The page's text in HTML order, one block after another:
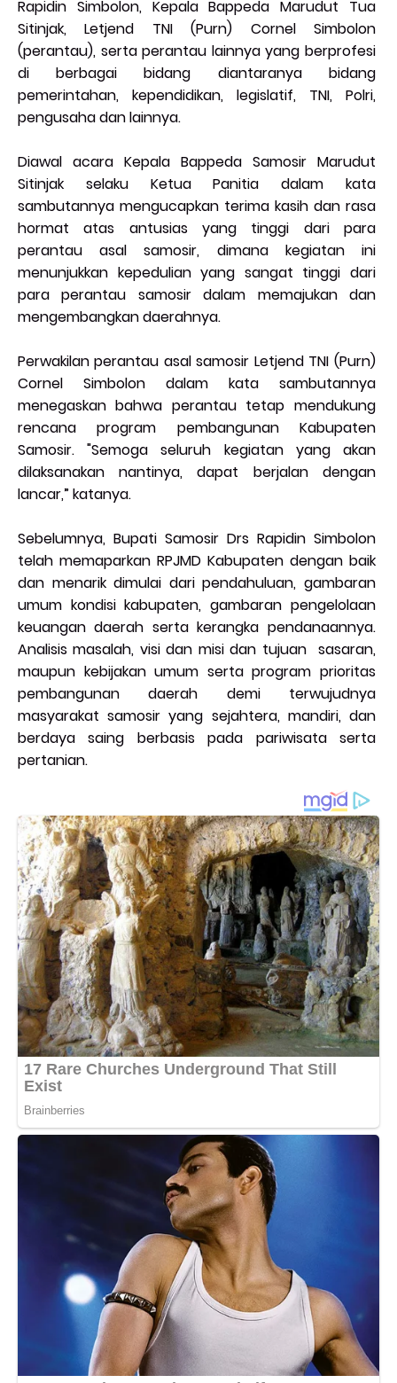
Rapidin Simbolon, Kepala Bappeda Marudut Tua
Sitinjak, Letjend TNI (Purn) Cornel Simbolon
(perantau), serta perantau lainnya yang berprofesi
di berbagai bidang diantaranya bidang
pemerintahan, kependidikan, legislatif, TNI, Polri,
pengusaha dan lainnya.
Diawal acara Kepala Bappeda Samosir Marudut
Sitinjak selaku Ketua Panitia dalam kata
sambutannya mengucapkan terima kasih dan rasa
hormat atas antusias yang tinggi dari para
perantau asal samosir, dimana kegiatan ini
menunjukkan kepedulian yang sangat tinggi dari
para perantau samosir dalam memajukan dan
mengembangkan daerahnya.
Perwakilan perantau asal samosir Letjend TNI (Purn)
Cornel Simbolon dalam kata sambutannya
menegaskan bahwa perantau tetap mendukung
rencana program pembangunan Kabupaten
Samosir. "Semoga seluruh kegiatan yang akan
dilaksanakan nantinya, dapat berjalan dengan
lancar,” katanya.
Sebelumnya, Bupati Samosir Drs Rapidin Simbolon
telah memaparkan RPJMD Kabupaten dengan baik
dan menarik dimulai dari pendahuluan, gambaran
umum kondisi kabupaten, gambaran pengelolaan
keuangan daerah serta kerangka pendanaannya.
Analisis masalah, visi dan misi dan tujuan sasaran,
maupun kebijakan umum serta program prioritas
pembangunan daerah demi terwujudnya
masyarakat samosir yang sejahtera, mandiri, dan
berdaya saing berbasis pada pariwisata serta
pertanian.